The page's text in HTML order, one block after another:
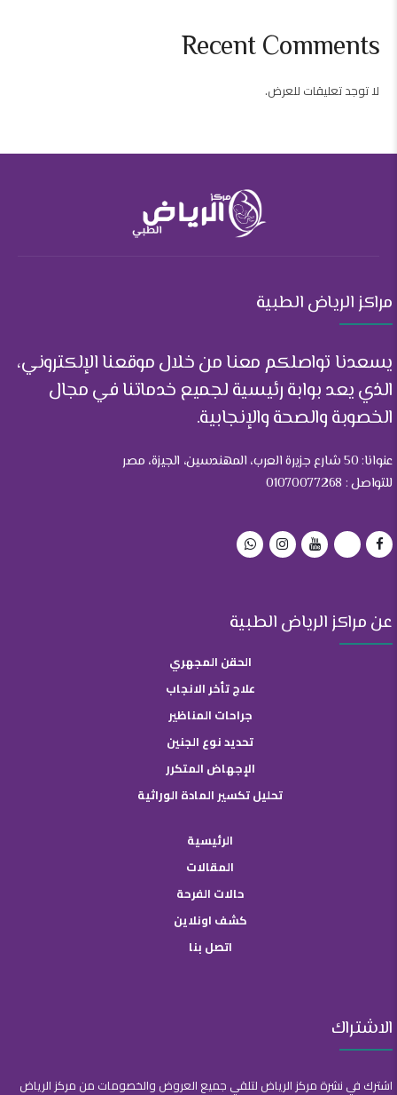
Recent Comments
لا توجد تعليقات للعرض.
مراكز الرياض الطبية
يسعدنا تواصلكم معنا من خلال موقعنا الإلكتروني،
الذي يعد بوابة رئيسية لجميع خدماتنا في مجال
الخصوبة والصحة والإنجابية.
عنوانا: 50 شارع جزيرة العرب، المهندسين، الجيزة، مصر
للتواصل : 01070077268
عن مراكز الرياض الطبية
الحقن المجهري
علاج تأخر الانجاب
جراحات المناظير
تحديد نوع الجنين
الإجهاض المتكرر
تحليل تكسير المادة الوراثية
الرئيسية
المقالات
حالات الفرحة
كشف اونلاين
اتصل بنا
الاشتراك
اشترك في نشرة مركز الرياض لتلقي جميع العروض والخصومات من مركز الرياض